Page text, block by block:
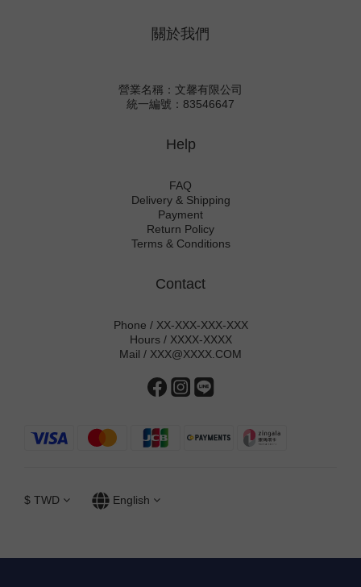
關於我們
營業名稱：文馨有限公司
統一編號：83546647
Help
FAQ
Delivery & Shipping
Payment
Return Policy
Terms & Conditions
Contact
Phone / XX-XXX-XXX-XXX
Hours / XXXX-XXXX
Mail / XXX@XXXX.COM
$ TWD English